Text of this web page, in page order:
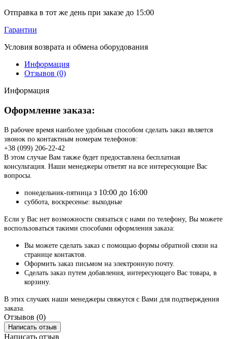
Отправка в тот же день при заказе до 15:00
Гарантии
Условия возврата и обмена оборудования
Информация
Отзывов (0)
Информация
Оформление заказа:
В рабочее время наиболее удобным способом сделать заказ является
звонок по контактным номерам телефонов:
+38 (099) 206-22-42
В этом случае Вам также будет предоставлена бесплатная
консультация. Наши менеджеры ответят на все интересующие Вас
вопросы.
понедельник-пятница з 10:00 до 16:00
суббота, воскресенье: выходные
Если у Вас нет возможности связаться с нами по телефону, Вы можете
воспользоваться такими способами оформления заказа:
Вы можете сделать заказ с помощью формы обратной связи на
странице контактов.
Оформить заказ письмом на электронную почту.
Сделать заказ путем добавления, интересующего Вас товара, в
корзину.
В этих случаях наши менеджеры свяжутся с Вами для подтверждения
заказа.
Отзывов (0)
Написать отзыв
Написать отзыв